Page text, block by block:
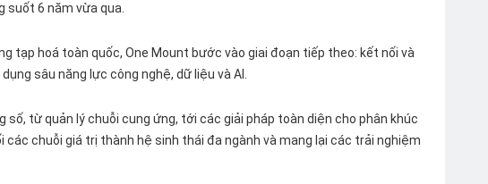
6 năm vừa qua.
tạp hoá toàn quốc, One Mount bước vào giai đoạn tiếp theo: kết nối và
sâu năng lực công nghệ, dữ liệu và AI.
từ quản lý chuỗi cung ứng, tới các giải pháp toàn diện cho phân khúc
chuỗi giá trị thành hệ sinh thái đa ngành và mang lại các trải nghiệm